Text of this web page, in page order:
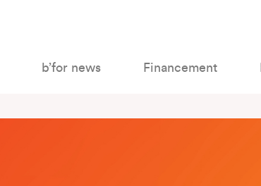
b’for news Financement